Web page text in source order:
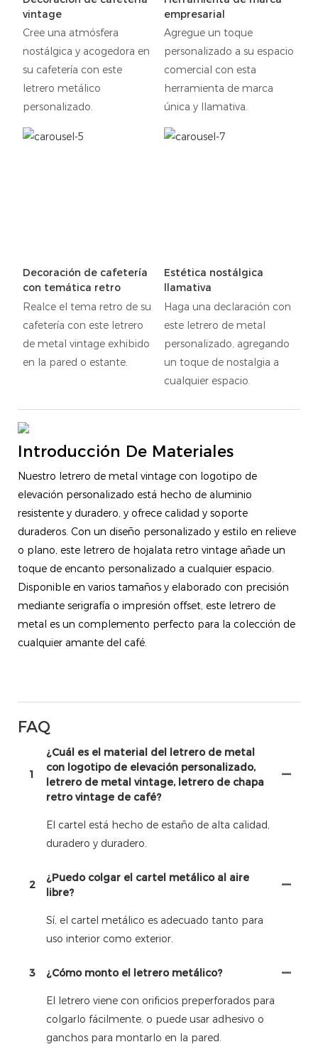
vintage
Cree una atmósfera
nostálgica y acogedora en
su cafetería con este
letrero metálico
personalizado.
empresarial
Agregue un toque
personalizado a su espacio
comercial con esta
herramienta de marca
única y llamativa.
Decoración de cafetería
con temática retro
Realce el tema retro de su
cafetería con este letrero
de metal vintage exhibido
en la pared o estante.
Estética nostálgica
llamativa
Haga una declaración con
este letrero de metal
personalizado, agregando
un toque de nostalgia a
cualquier espacio.
Introducción De Materiales
Nuestro letrero de metal vintage con logotipo de
elevación personalizado está hecho de aluminio
resistente y duradero, y ofrece calidad y soporte
duraderos. Con un diseño personalizado y estilo en relieve
o plano, este letrero de hojalata retro vintage añade un
toque de encanto personalizado a cualquier espacio.
Disponible en varios tamaños y elaborado con precisión
mediante serigrafía o impresión offset, este letrero de
metal es un complemento perfecto para la colección de
cualquier amante del café.
FAQ
1
¿Cuál es el material del letrero de metal
con logotipo de elevación personalizado,
letrero de metal vintage, letrero de chapa
retro vintage de café?
El cartel está hecho de estaño de alta calidad,
duradero y duradero.
2
¿Puedo colgar el cartel metálico al aire
libre?
Sí, el cartel metálico es adecuado tanto para
uso interior como exterior.
3 ¿Cómo monto el letrero metálico?
El letrero viene con orificios preperforados para
colgarlo fácilmente, o puede usar adhesivo o
ganchos para montarlo en la pared.